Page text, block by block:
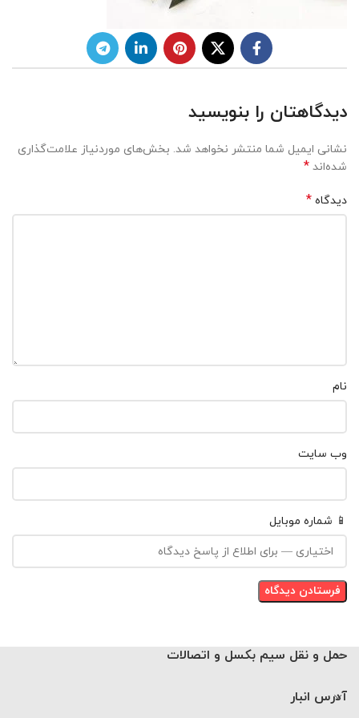
دیدگاهتان را بنویسید
نشانی ایمیل شما منتشر نخواهد شد. بخش‌های موردنیاز علامت‌گذاری
شده‌اند *
دیدگاه *
نام
وب‌ سایت
📱 شماره موبایل
حمل و نقل سیم بکسل و اتصالات
آدرس انبار